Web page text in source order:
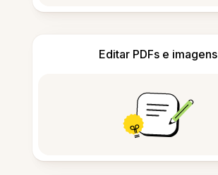
Editar PDFs e imagens